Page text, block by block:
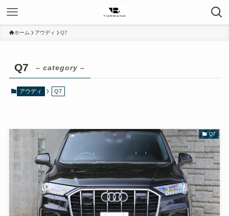
ホーム アウディ Q7
Q7 – category –
アウディ Q7
Q7